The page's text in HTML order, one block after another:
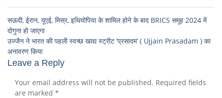
सऊदी, ईरान, यूएई, मिस्र, इथियोपिया के शामिल होने के बाद BRICS समूह 2024 में
दोगुना हो जाएगा
उज्जैन ने भारत की पहली स्वच्छ खाद्य स्ट्रीट ‘प्रसादम’ ( Ujjain Prasadam ) का
अनावरण किया
Leave a Reply
Your email address will not be published. Required fields
are marked *